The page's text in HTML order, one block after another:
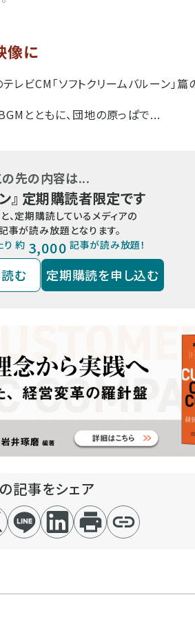
像に
レビCM「ソフトクリームバルーン」篇
とともに、団地の原っぱで...
の先の内容は...
』 定期購読者限定です
、定期購読しているメディアの
事が読み放題となります。
り 約 3,000 記事が読み放題！
む 定期購読を申し込む
記事をシェア